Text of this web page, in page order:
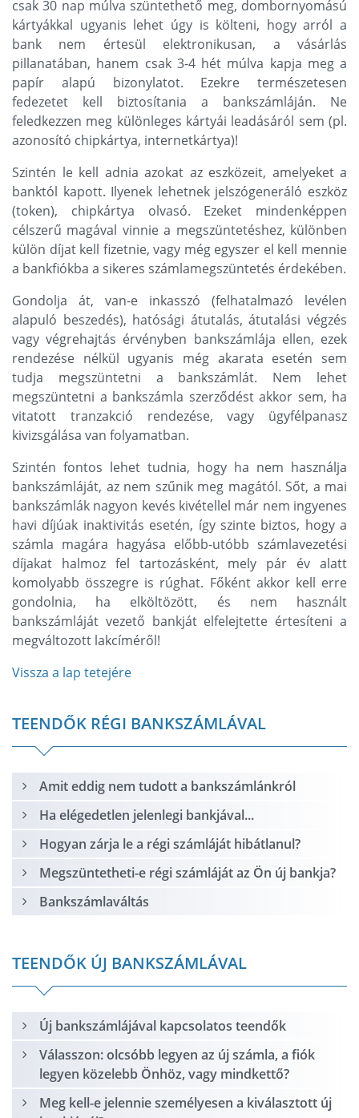
csak 30 nap múlva szüntethető meg, dombornyomású
kártyákkal ugyanis lehet úgy is költeni, hogy arról a
bank nem értesül elektronikusan, a vásárlás
pillanatában, hanem csak 3-4 hét múlva kapja meg a
papír alapú bizonylatot. Ezekre természetesen
fedezetet kell biztosítania a bankszámláján. Ne
feledkezzen meg különleges kártyái leadásáról sem (pl.
azonosító chipkártya, internetkártya)!
Szintén le kell adnia azokat az eszközeit, amelyeket a
banktól kapott. Ilyenek lehetnek jelszógeneráló eszköz
(token), chipkártya olvasó. Ezeket mindenképpen
célszerű magával vinnie a megszüntetéshez, különben
külön díjat kell fizetnie, vagy még egyszer el kell mennie
a bankfiókba a sikeres számlamegszüntetés érdekében.
Gondolja át, van-e inkasszó (felhatalmazó levélen
alapuló beszedés), hatósági átutalás, átutalási végzés
vagy végrehajtás érvényben bankszámlája ellen, ezek
rendezése nélkül ugyanis még akarata esetén sem
tudja megszüntetni a bankszámlát. Nem lehet
megszüntetni a bankszámla szerződést akkor sem, ha
vitatott tranzakció rendezése, vagy ügyfélpanasz
kivizsgálása van folyamatban.
Szintén fontos lehet tudnia, hogy ha nem használja
bankszámláját, az nem szűnik meg magától. Sőt, a mai
bankszámlák nagyon kevés kivétellel már nem ingyenes
havi díjúak inaktivitás esetén, így szinte biztos, hogy a
számla magára hagyása előbb-utóbb számlavezetési
díjakat halmoz fel tartozásként, mely pár év alatt
komolyabb összegre is rúghat. Főként akkor kell erre
gondolnia, ha elköltözött, és nem használt
bankszámláját vezető bankját elfelejtette értesíteni a
megváltozott lakcíméről!
Vissza a lap tetejére
TEENDŐK RÉGI BANKSZÁMLÁVAL
Amit eddig nem tudott a bankszámlánkról
Ha elégedetlen jelenlegi bankjával...
Hogyan zárja le a régi számláját hibátlanul?
Megszüntetheti-e régi számláját az Ön új bankja?
Bankszámlaváltás
TEENDŐK ÚJ BANKSZÁMLÁVAL
Új bankszámlájával kapcsolatos teendők
Válasszon: olcsóbb legyen az új számla, a fiók
legyen közelebb Önhöz, vagy mindkettő?
Meg kell-e jelennie személyesen a kiválasztott új